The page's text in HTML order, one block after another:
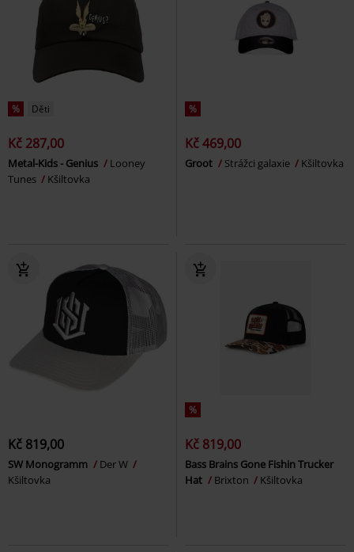
% Děti
Kč 287,00
Metal-Kids - Genius
Looney
Tunes
Kšiltovka
%
Kč 469,00
Groot Strážci galaxie Kšiltovka
Kč 819,00
SW Monogramm
Der W
Kšiltovka
%
Kč 819,00
Bass Brains Gone Fishin Trucker
Hat
Brixton Kšiltovka